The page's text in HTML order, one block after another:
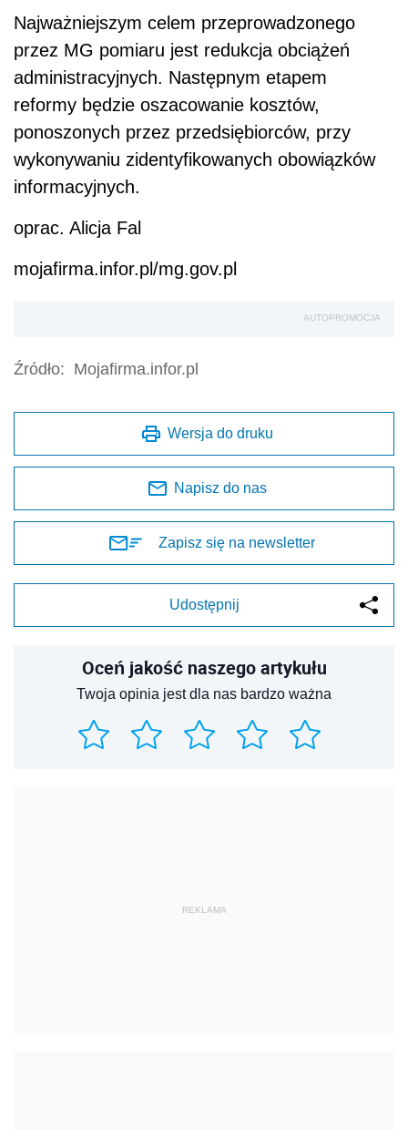
Najważniejszym celem przeprowadzonego
przez MG pomiaru jest redukcja obciążeń
administracyjnych. Następnym etapem
reformy będzie oszacowanie kosztów,
ponoszonych przez przedsiębiorców, przy
wykonywaniu zidentyfikowanych obowiązków
informacyjnych.
oprac. Alicja Fal
mojafirma.infor.pl/mg.gov.pl
AUTOPROMOCJA
Źródło: Mojafirma.infor.pl
Wersja do druku
Napisz do nas
Zapisz się na newsletter
Udostępnij
Oceń jakość naszego artykułu
Twoja opinia jest dla nas bardzo ważna
REKLAMA